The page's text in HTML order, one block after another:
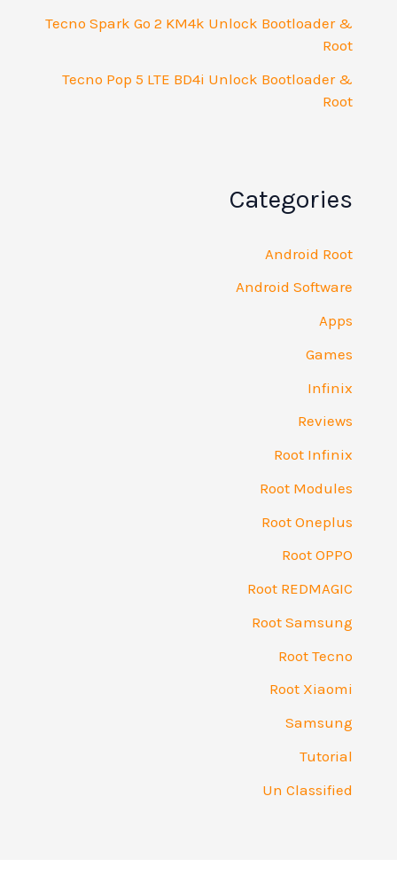
Tecno Spark Go 2 KM4k Unlock Bootloader &
Root
Tecno Pop 5 LTE BD4i Unlock Bootloader &
Root
Categories
Android Root
Android Software
Apps
Games
Infinix
Reviews
Root Infinix
Root Modules
Root Oneplus
Root OPPO
Root REDMAGIC
Root Samsung
Root Tecno
Root Xiaomi
Samsung
Tutorial
Un Classified